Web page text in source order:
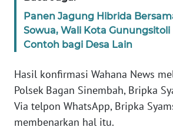
Panen Jagung Hibrida
Sowua, Wali Kota Gunungsitoli
Contoh bagi Desa Lain
Hasil konfirmasi Wahana News
Polsek Bagan Sinembah, Bripka
Via telpon WhatsApp, Bripka
membenarkan hal itu.
SUMUT
JAKARTA
WN
JABAR